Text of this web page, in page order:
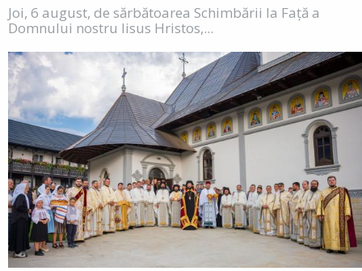
Joi, 6 august, de sărbătoarea Schimbării la Față a
Domnului nostru Iisus Hristos,...